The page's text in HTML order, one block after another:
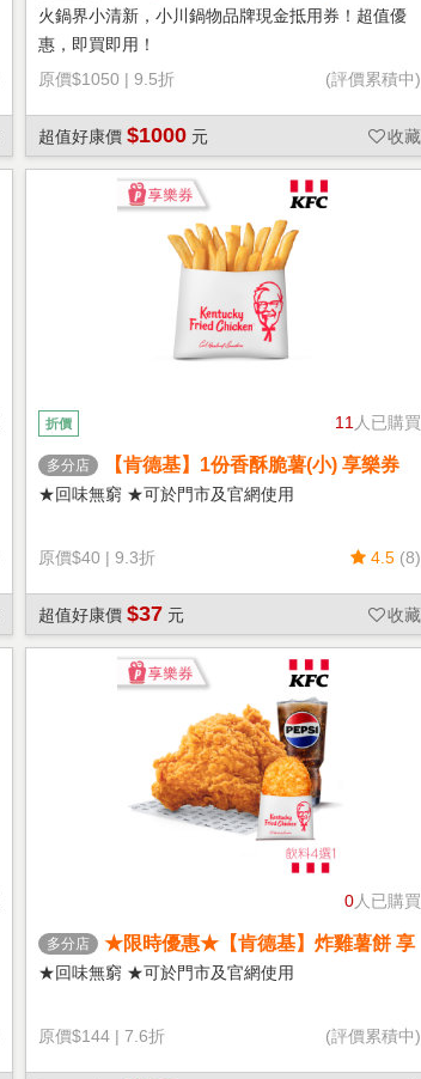
元(一次型)
火鍋界小清新，小川鍋物品牌現金抵用券！超值優
惠，即買即用！
原價$1050 | 9.5折 (評價累積中)
超值好康價 $1000 元 收藏
11 人已購買
折價
多分店 【肯德基】1份香酥脆薯(小) 享樂券
★回味無窮 ★可於門市及官網使用
原價$40 | 9.3折 4.5 (8)
超值好康價 $37 元 收藏
0人已購買
多分店
★限時優惠★【肯德基】炸雞薯餅 享
樂券
★回味無窮 ★可於門市及官網使用
原價$144 | 7.6折 (評價累積中)